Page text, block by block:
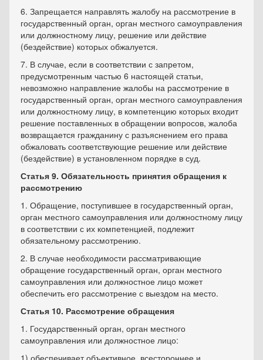
6. Запрещается направлять жалобу на рассмотрение в
государственный орган, орган местного самоуправления
или должностному лицу, решение или действие
(бездействие) которых обжалуется.
7. В случае, если в соответствии с запретом,
предусмотренным частью 6 настоящей статьи,
невозможно направление жалобы на рассмотрение в
государственный орган, орган местного самоуправления
или должностному лицу, в компетенцию которых входит
решение поставленных в обращении вопросов, жалоба
возвращается гражданину с разъяснением его права
обжаловать соответствующие решение или действие
(бездействие) в установленном порядке в суд.
Статья 9. Обязательность принятия обращения к
рассмотрению
1. Обращение, поступившее в государственный орган,
орган местного самоуправления или должностному лицу
в соответствии с их компетенцией, подлежит
обязательному рассмотрению.
2. В случае необходимости рассматривающие
обращение государственный орган, орган местного
самоуправления или должностное лицо может
обеспечить его рассмотрение с выездом на место.
Статья 10. Рассмотрение обращения
1. Государственный орган, орган местного
самоуправления или должностное лицо:
1) обеспечивает объективное, всестороннее и